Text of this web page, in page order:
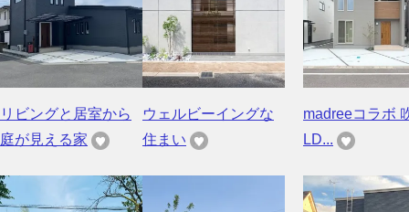
リビングと居室から
庭が見える家
ウェルビーイングな
住まい
madreeコラボ
LD...